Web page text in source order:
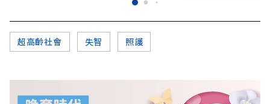
超高齡社會 失智 照護